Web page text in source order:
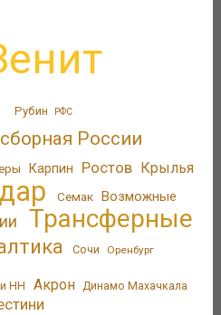
Рубин РФС
сборная России
Карпин Ростов Крылья
Семак Возможные
Трансферные
Сочи Оренбург
НН Акрон Динамо Махачкала